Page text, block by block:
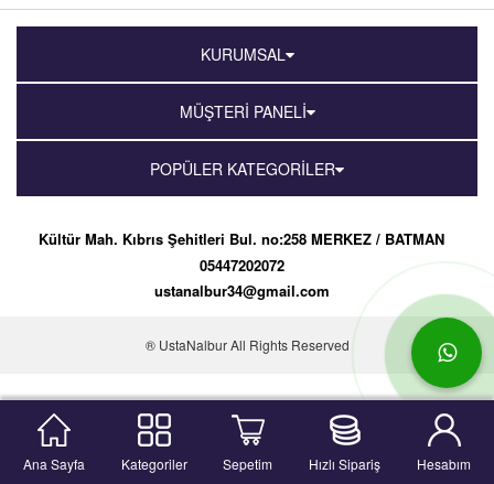
KURUMSAL
MÜŞTERİ PANELİ
POPÜLER KATEGORİLER
Kültür Mah. Kıbrıs Şehitleri Bul. no:258 MERKEZ / BATMAN
05447202072
ustanalbur34@gmail.com
® UstaNalbur All Rights Reserved
Ana Sayfa Kategoriler Sepetim Hızlı Sipariş Hesabım